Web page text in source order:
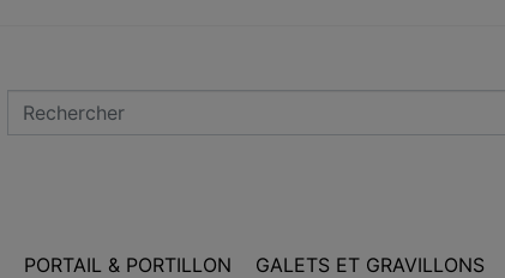
PORTAIL & PORTILLON GALETS ET GRAVILLONS